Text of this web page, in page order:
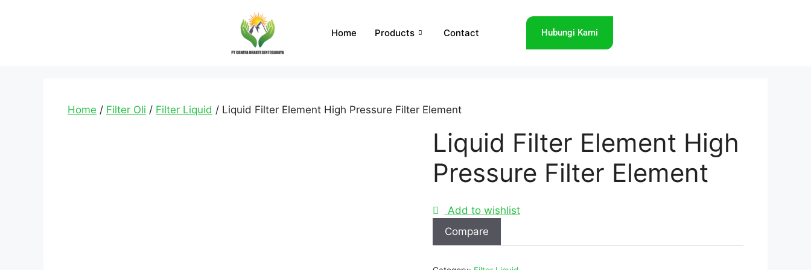
Home Products Contact Hubungi Kami
Home / Filter Oli / Filter Liquid / Liquid Filter Element High Pressure Filter Element
Liquid Filter Element High
Pressure Filter Element
Add to wishlist
Compare